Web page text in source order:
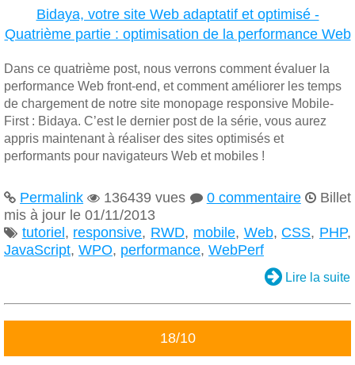
Bidaya, votre site Web adaptatif et optimisé -
Quatrième partie : optimisation de la performance Web
Dans ce quatrième post, nous verrons comment évaluer la
performance Web front-end, et comment améliorer les temps
de chargement de notre site monopage responsive Mobile-
First : Bidaya. C’est le dernier post de la série, vous aurez
appris maintenant à réaliser des sites optimisés et
performants pour navigateurs Web et mobiles !
 Permalink  136439 vues  0 commentaire Billet
mis à jour le 01/11/2013
 tutoriel , responsive, RWD, mobile, Web, CSS, PHP,
JavaScript, WPO, performance, WebPerf
 Lire la suite
18/10